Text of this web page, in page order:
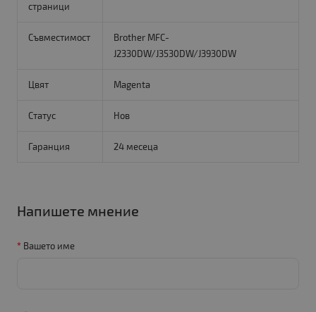
страници
Съвместимост
Brother MFC-
J2330DW/J3530DW/J3930DW
Цвят Magenta
Статус Нов
Гаранция 24 месеца
Напишете мнение
Вашето име